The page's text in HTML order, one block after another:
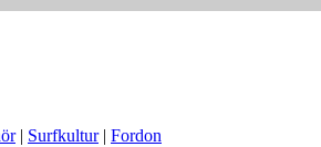
| Surfkultur| Fordon